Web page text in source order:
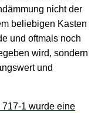
nicht der
beliebigen Kasten
und oftmals noch
wird, sondern
und
1 wurde eine